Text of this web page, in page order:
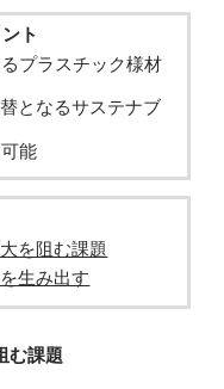
ト
プラスチック様材
となるサステナブ
能
を阻む課題
生み出す
む課題